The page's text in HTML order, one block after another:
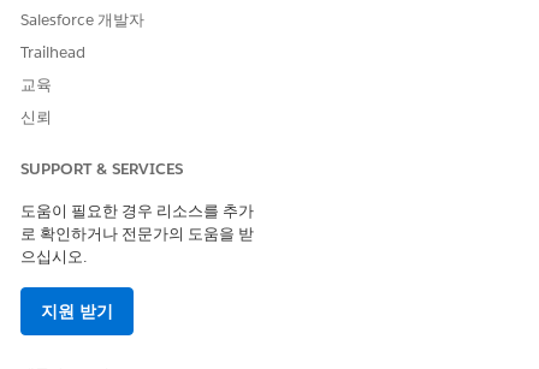
성 항목목록에서 볼 수 있습니다.
Salesforce 개발자
Trailhead
교육
신뢰
SUPPORT & SERVICES
도움이 필요한 경우 리소스를 추가
로 확인하거나 전문가의 도움을 받
으십시오.
지원 받기